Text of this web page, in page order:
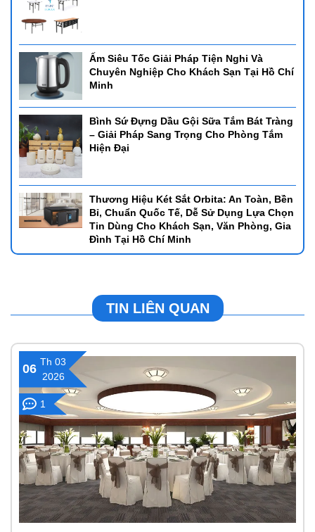
Ấm Siêu Tốc Giải Pháp Tiện Nghi Và
Chuyên Nghiệp Cho Khách Sạn Tại Hồ Chí
Minh
Bình Sứ Đựng Dầu Gội Sữa Tắm Bát Tràng
– Giải Pháp Sang Trọng Cho Phòng Tắm
Hiện Đại
Thương Hiệu Két Sắt Orbita: An Toàn, Bền
Bỉ, Chuẩn Quốc Tế, Dễ Sử Dụng Lựa Chọn
Tin Dùng Cho Khách Sạn, Văn Phòng, Gia
Đình Tại Hồ Chí Minh
TIN LIÊN QUAN
06
Th 03
2026
1